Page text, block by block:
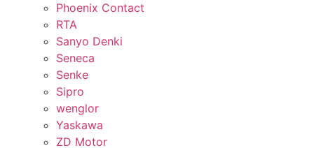
Phoenix Contact
RTA
Sanyo Denki
Seneca
Senke
Sipro
wenglor
Yaskawa
ZD Motor